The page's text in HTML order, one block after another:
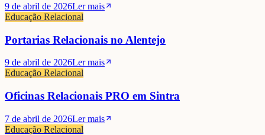
9 de abril de 2026Ler mais
Educação Relacional
Portarias Relacionais no Alentejo
9 de abril de 2026Ler mais
Educação Relacional
Oficinas Relacionais PRO em Sintra
7 de abril de 2026Ler mais
Educação Relacional